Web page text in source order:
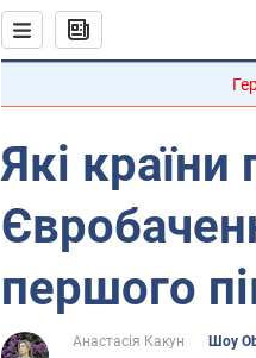
Які
першого
Анастасія Какун
Шоу